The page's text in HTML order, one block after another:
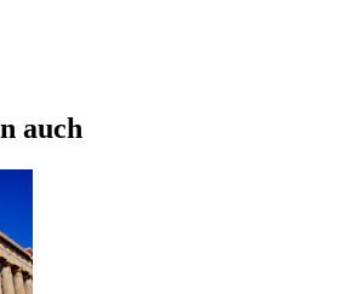
auch